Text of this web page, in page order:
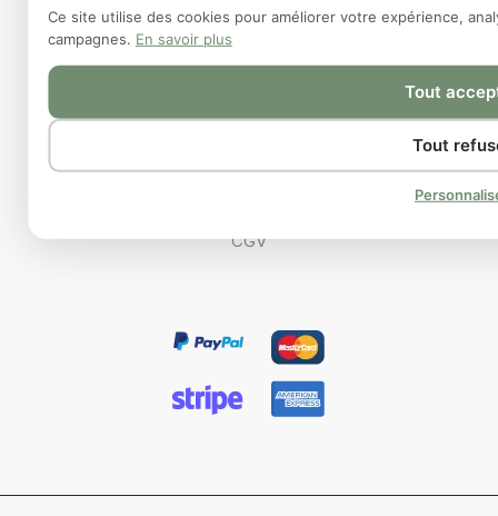
Contact
Notre histoire
Informations
CGV
Ce site utilise des cookies pour améliorer votre expérience,
campagnes. En savoir plus
Tout
Tout